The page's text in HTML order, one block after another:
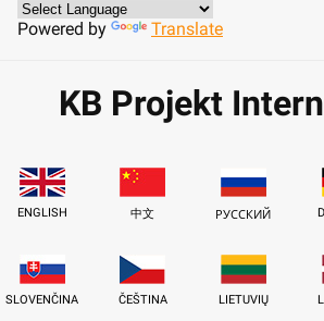
Powered by Translate
KB Projekt
ENGLISH 中文 РУССКИЙ
SLOVENČINA ČEŠTINA LIETUVIŲ